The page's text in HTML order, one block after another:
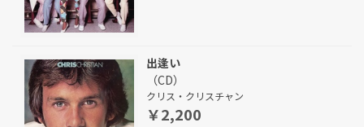
出逢い
（CD）
クリス・クリスチャン
￥2,200